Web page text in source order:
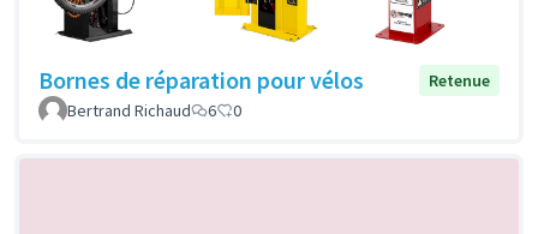
Bornes de réparation pour vélos
Retenue
Bertrand Richaud
6 0